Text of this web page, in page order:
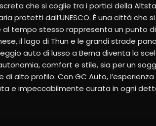
che si coglie tra i portici della
protetti dall’UNESCO. È una città che
al tempo stesso rappresenta un punto
il lago di Thun e le grandi strade
auto di lusso a Berna diventa la
comfort e stile, sia per un
di alto profilo. Con GC Auto,
e impeccabilmente curata in ogni